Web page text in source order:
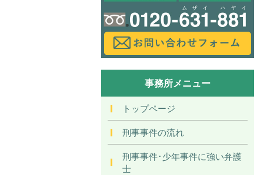
事務所メニュー
トップページ
刑事事件の流れ
刑事事件･少年事件に強い弁護
士